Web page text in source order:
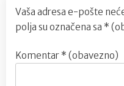
Vaša adresa e-pošte
polja su označena sa *
Komentar * (obavezno)